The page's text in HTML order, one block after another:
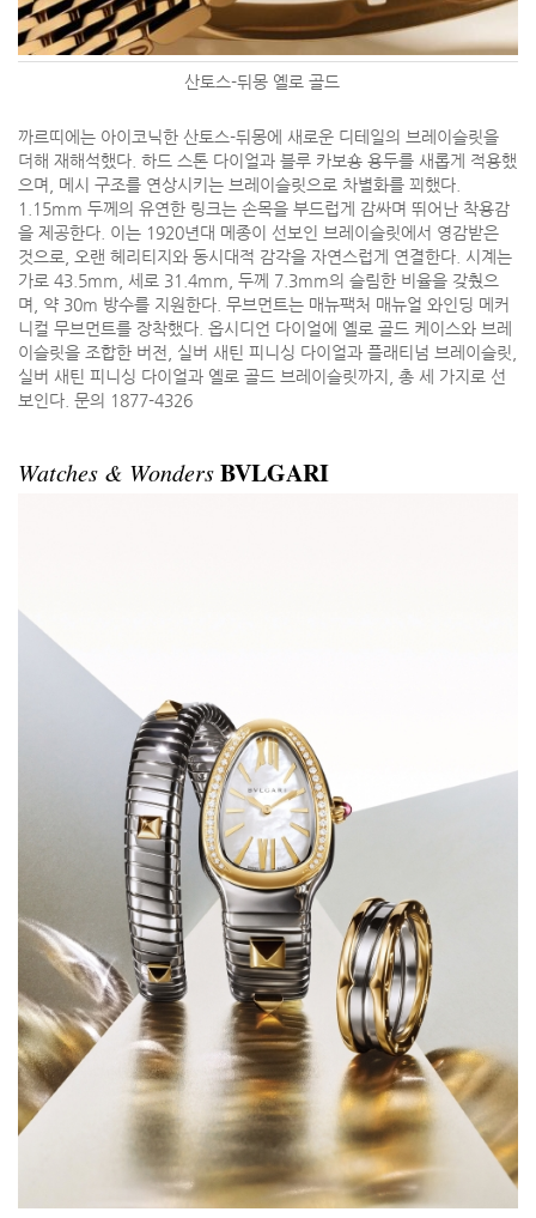
산토스-뒤몽 옐로 골드
까르띠에는 아이코닉한 산토스-뒤몽에 새로운 디테일의 브레이슬릿을
더해 재해석했다. 하드 스톤 다이얼과 블루 카보숑 용두를 새롭게 적용했
으며, 메시 구조를 연상시키는 브레이슬릿으로 차별화를 꾀했다.
1.15mm 두께의 유연한 링크는 손목을 부드럽게 감싸며 뛰어난 착용감
을 제공한다. 이는 1920년대 메종이 선보인 브레이슬릿에서 영감받은
것으로, 오랜 헤리티지와 동시대적 감각을 자연스럽게 연결한다. 시계는
가로 43.5mm, 세로 31.4mm, 두께 7.3mm의 슬림한 비율을 갖췄으
며, 약 30m 방수를 지원한다. 무브먼트는 매뉴팩처 매뉴얼 와인딩 메커
니컬 무브먼트를 장착했다. 옵시디언 다이얼에 옐로 골드 케이스와 브레
이슬릿을 조합한 버전, 실버 새틴 피니싱 다이얼과 플래티넘 브레이슬릿,
실버 새틴 피니싱 다이얼과 옐로 골드 브레이슬릿까지, 총 세 가지로 선
보인다. 문의 1877-4326
Watches & WondersBVLGARI